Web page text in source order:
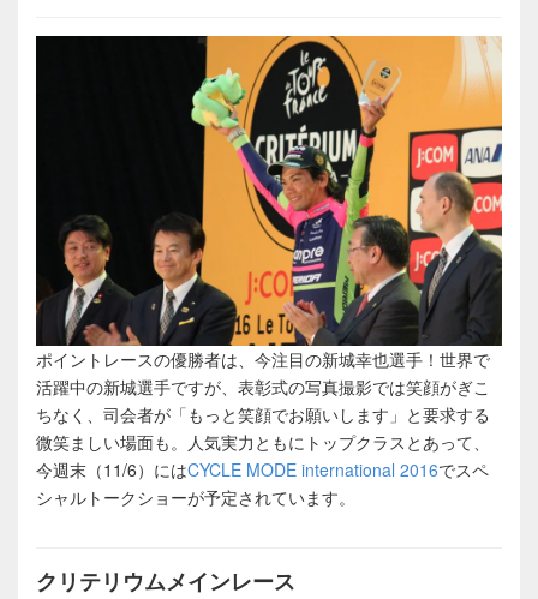
ポイントレースの優勝者は、今注目の新城幸也選手！世界で
活躍中の新城選手ですが、表彰式の写真撮影では笑顔がぎこ
ちなく、司会者が「もっと笑顔でお願いします」と要求する
微笑ましい場面も。人気実力ともにトップクラスとあって、
今週末（11/6）にはCYCLE MODE international 2016でスペ
シャルトークショーが予定されています。
クリテリウムメインレース